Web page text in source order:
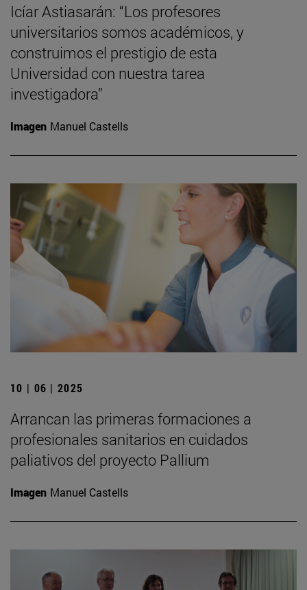
Icíar Astiasarán: “Los profesores
universitarios somos académicos, y
construimos el prestigio de esta
Universidad con nuestra tarea
investigadora”
Imagen Manuel Castells
10 | 06 | 2025
Arrancan las primeras formaciones a
profesionales sanitarios en cuidados
paliativos del proyecto Pallium
Imagen Manuel Castells